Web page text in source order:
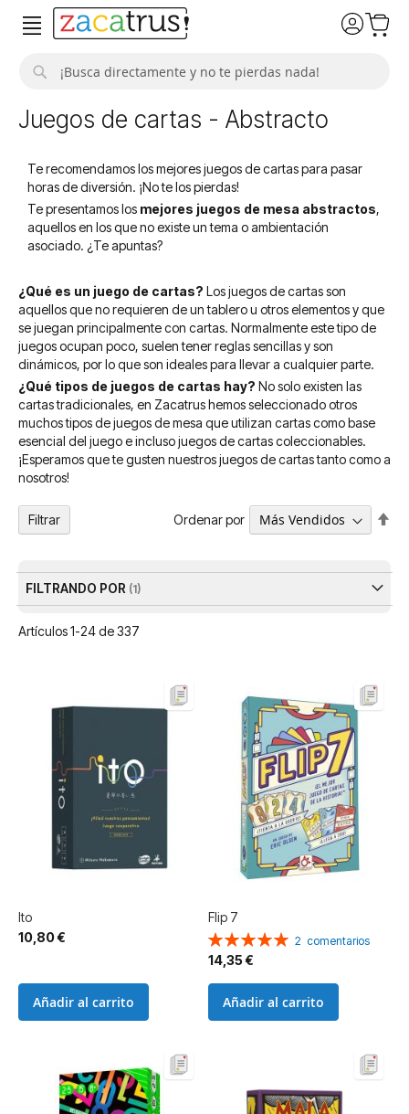
Juegos de cartas - Abstracto
Te recomendamos los mejores juegos de cartas para pasar
horas de diversión. ¡No te los pierdas!
Te presentamos los mejores juegos de mesa abstractos,
aquellos en los que no existe un tema o ambientación
asociado.​ ¿Te apuntas?
¿Qué es un juego de cartas? Los juegos de cartas son
aquellos que no requieren de un tablero u otros elementos y que
se juegan principalmente con cartas. Normalmente este tipo de
juegos ocupan poco, suelen tener reglas sencillas y son
dinámicos, por lo que son ideales para llevar a cualquier parte.
¿Qué tipos de juegos de cartas hay? No solo existen las
cartas tradicionales, en Zacatrus hemos seleccionado otros
muchos tipos de juegos de mesa que utilizan cartas como base
esencial del juego e incluso juegos de cartas coleccionables.
¡Esperamos que te gusten nuestros juegos de cartas tanto como a
nosotros!
Artículos1-24de337
Ordenar por
Ito
10,80 €
Añadir al carrito
Flip 7
Valoración:
100%
2 comentarios
14,35 €
Añadir al carrito
Filtrar
FILTRANDO POR